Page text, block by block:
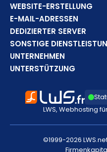
WEBSITE-ERSTELLUNG
E-MAIL-ADRESSEN
DEDIZIERTER SERVER
SONSTIGE
UNTERNEHMEN
UNTERSTÜTZUNG
LWS, Webhosting
©1999-2026